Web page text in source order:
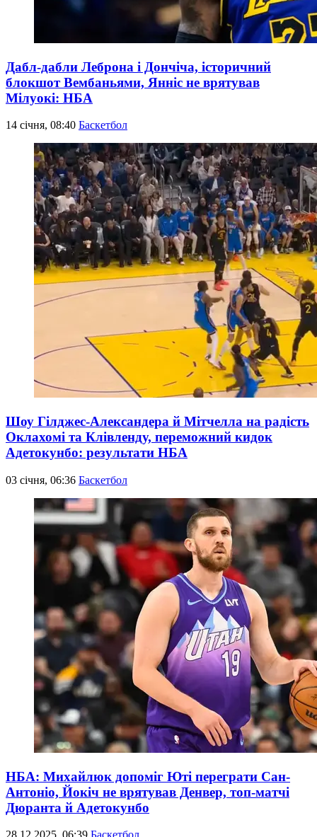
Дабл-дабли Леброна і Дончіча, історичний
блокшот Вембаньями, Янніс не врятував
Мілуокі: НБА
14 січня, 08:40 Баскетбол
Шоу Гілджес-Александера й Мітчелла на радість
Оклахомі та Клівленду, переможний кидок
Адетокунбо: результати НБА
03 січня, 06:36 Баскетбол
НБА: Михайлюк допоміг Юті переграти Сан-
Антоніо, Йокіч не врятував Денвер, топ-матчі
Дюранта й Адетокунбо